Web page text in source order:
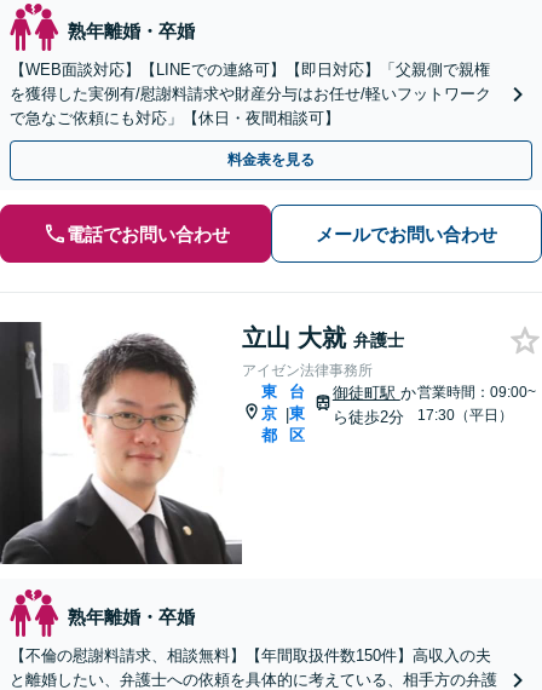
熟年離婚・卒婚
【WEB面談対応】【LINEでの連絡可】【即日対応】「父親側で親権
を獲得した実例有/慰謝料請求や財産分与はお任せ/軽いフットワーク
で急なご依頼にも対応」【休日・夜間相談可】
料金表を見る
電話でお問い合わせ メールでお問い合わせ
立山 大就 弁護士
アイゼン法律事務所
東
京
都
|
台
東
区
御徒町駅 か
ら徒歩2分
営業時間：09:00~
17:30（平日）
熟年離婚・卒婚
【不倫の慰謝料請求、相談無料】【年間取扱件数150件】高収入の夫
と離婚したい、弁護士への依頼を具体的に考えている、相手方の弁護